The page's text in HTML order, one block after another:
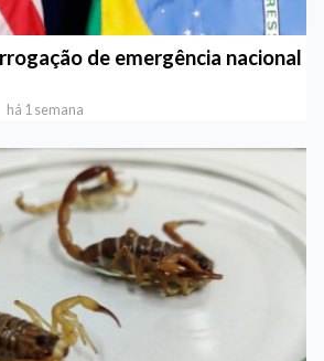
de emergência nacional
há 1 semana